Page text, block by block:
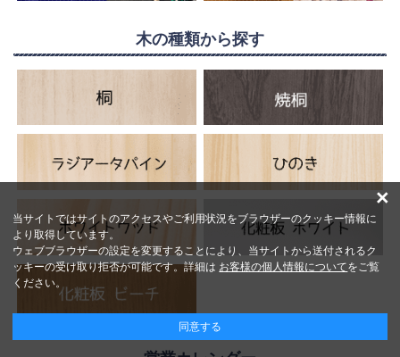
木の種類から探す
当サイトではサイトのアクセスやご利用状況をブラウザーのクッキー情報に
より取得しています。
ウェブブラウザーの設定を変更することにより、当サイトから送付されるク
ッキーの受け取り拒否が可能です。詳細は お客様の個人情報についてをご覧
ください。
同意する
×